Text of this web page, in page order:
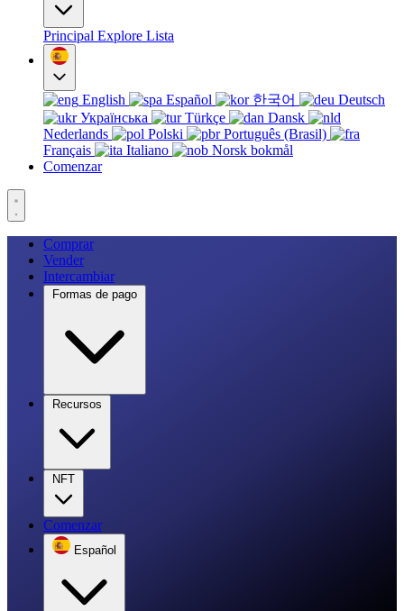
Principal Explore Lista
English Español 한국어
Deutsch
Українська
Türkçe
Dansk
Nederlands
Polski
Português (Brasil)
Français
Italiano
Norsk bokmål
Comenzar
Comprar
Vender
Intercambiar
Formas de pago
Recursos
NFT
Comenzar
Español